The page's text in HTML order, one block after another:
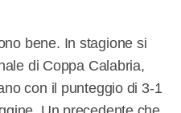
bene. In stagione si
di Coppa Calabria,
con il punteggio di 3-1